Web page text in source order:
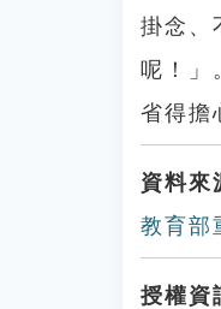
掛念、
呢！」
省得擔
資料來
教育部
授權資